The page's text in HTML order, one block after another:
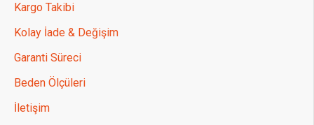
Kargo Takibi
Kolay İade & Değişim
Garanti Süreci
Beden Ölçüleri
İletişim